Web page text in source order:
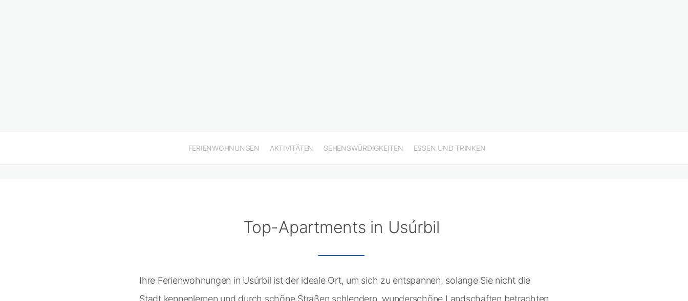
FERIENWOHNUNGEN AKTIVITÄTEN SEHENSWÜRDIGKEITEN ESSEN UND TRINKEN
Top-Apartments in Usúrbil
Ihre Ferienwohnungen in Usúrbil ist der ideale Ort, um sich zu entspannen, solange Sie nicht die
Stadt kennenlernen und durch schöne Straßen schlendern, wunderschöne Landschaften betrachten